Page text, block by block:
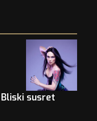
susret